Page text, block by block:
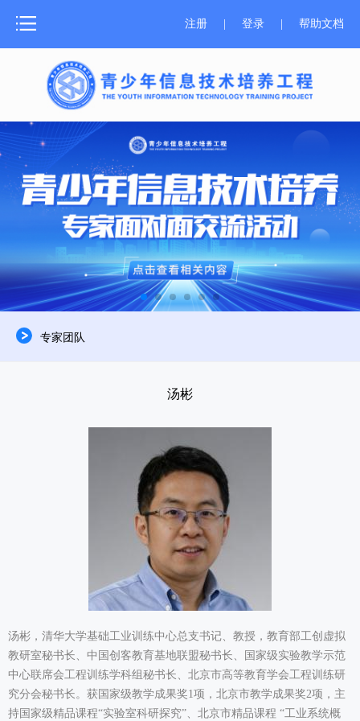
网站首页
测评介绍
新闻中心
测评报名
成绩证书
学习资源
师资培训
关于器材
注册 登录 帮助文档
专家团队
汤彬
汤彬，清华大学基础工业训练中心总支书记、教授，教育部工创虚拟
教研室秘书长、中国创客教育基地联盟秘书长、国家级实验教学示范
中心联席会工程训练学科组秘书长、北京市高等教育学会工程训练研
究分会秘书长。获国家级教学成果奖1项，北京市教学成果奖2项，主
持国家级精品课程“实验室科研探究”、北京市精品课程 “工业系统概